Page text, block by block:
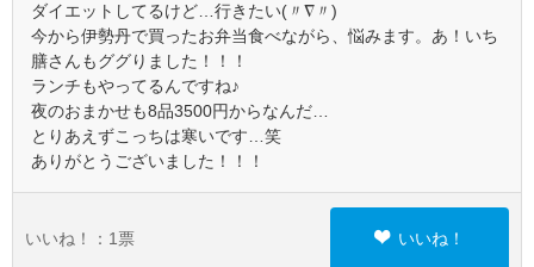
ダイエットしてるけど…行きたい(〃∇〃)
今から伊勢丹で買ったお弁当食べながら、悩みます。あ！いち
膳さんもググりました！！！
ランチもやってるんですね♪
夜のおまかせも8品3500円からなんだ…
とりあえずこっちは寒いです…笑
ありがとうございました！！！
いいね！： 1 票 いいね！